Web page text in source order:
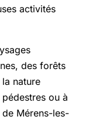
activités
des forêts
nature
ou à
Mérens-les-